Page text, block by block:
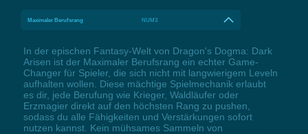
Maximaler Berufsrang NUM3
In der epischen Fantasy-Welt von Dragon's Dogma: Dark
Arisen ist der Maximaler Berufsrang ein echter Game-
Changer für Spieler, die sich nicht mit langwierigem Leveln
aufhalten wollen. Diese mächtige Spielmechanik erlaubt
es dir, jede Berufung wie Krieger, Waldläufer oder
Erzmagier direkt auf den höchsten Rang zu pushen,
sodass du alle Fähigkeiten und Verstärkungen sofort
nutzen kannst. Kein mühsames Sammeln von